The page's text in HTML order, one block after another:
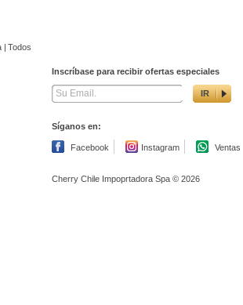
| Todos
Inscríbase para recibir ofertas especiales
IR
Síganos en:
Facebook Instagram Ventas
Cherry Chile Impoprtadora Spa © 2026